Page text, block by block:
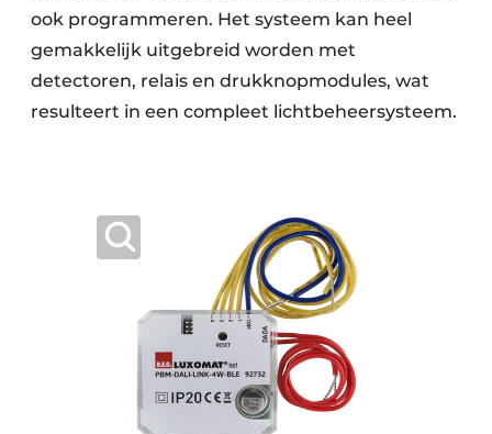
ook programmeren. Het systeem kan heel
gemakkelijk uitgebreid worden met
detectoren, relais en drukknopmodules, wat
resulteert in een compleet lichtbeheersysteem.